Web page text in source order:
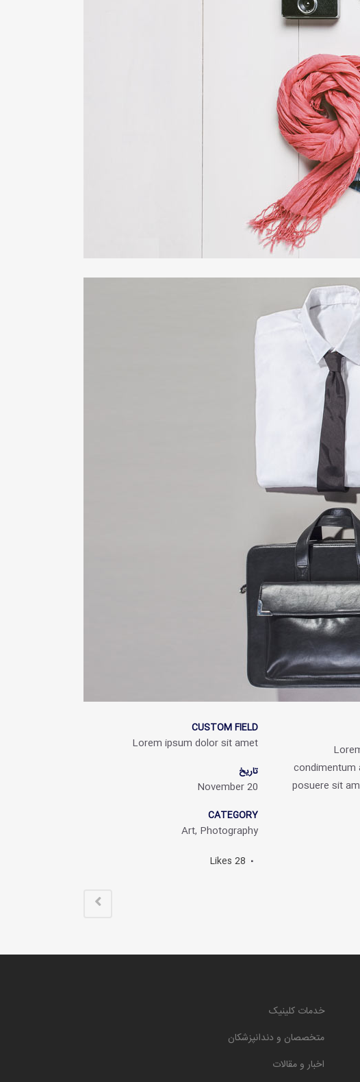
condimentum
posuere sit
CUSTOM FIELD
Lorem ipsum dolor sit amet
تاریخ
20 November
CATEGORY
Art, Photography
28
خدمات کلینیک
متخصصان و دندانپزشکان
اخبار و مقالات